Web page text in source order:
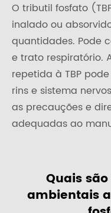
O tributil fosfato
inalado ou
quantidades. Pode
e trato respiratório.
repetida à TBP
rins e sistema
as precauções e
adequadas ao
Quais
ambientais